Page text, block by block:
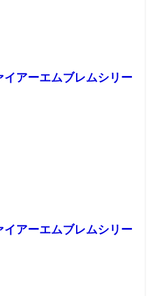
イアーエムブレムシリー
イアーエムブレムシリー